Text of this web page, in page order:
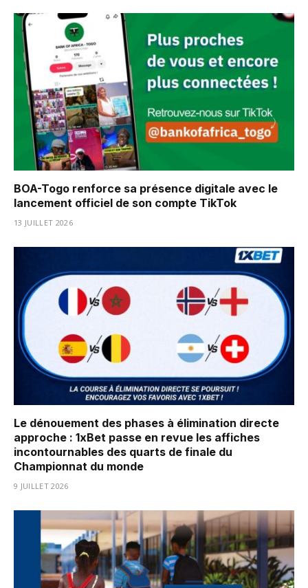
BOA-Togo renforce sa présence digitale avec le
lancement officiel de son compte TikTok
13 JUILLET 2026
Le dénouement des phases à élimination directe
approche : 1xBet passe en revue les affiches
incontournables des quarts de finale du
Championnat du monde
9 JUILLET 2026